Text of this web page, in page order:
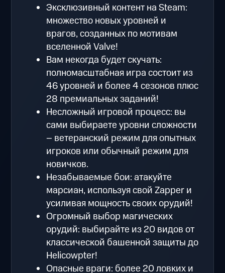
Эксклюзивный контент на Steam:
множество новых уровней и
врагов, созданных по мотивам
вселенной Valve!
Вам некогда будет скучать:
полномасштабная игра состоит из
46 уровней и более 4 сезонов плюс
28 премиальных заданий!
Несложный игровой процесс: вы
сами выбираете уровни сложности
– ветеранский режим для опытных
игроков или обычный режим для
новичков.
Незабываемые бои: атакуйте
марсиан, используя свой Zapper и
усиливая мощность своих орудий!
Огромный выбор магических
орудий: выбирайте из 20 видов от
классической башенной защиты до
Helicowpter!
Опасные враги: более 20 ловких и